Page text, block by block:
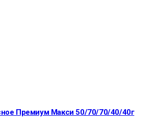
Премиум Макси 50/70/70/40/40г